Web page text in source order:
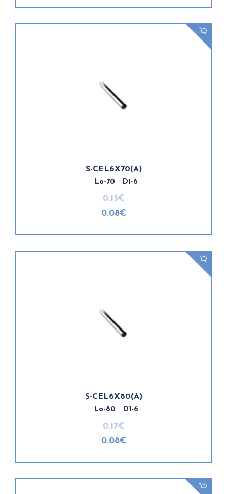
S-CEL6X70(A)
Lo-70 D1-6
0.15€
0.08€
S-CEL6X80(A)
Lo-80 D1-6
0.17€
0.08€